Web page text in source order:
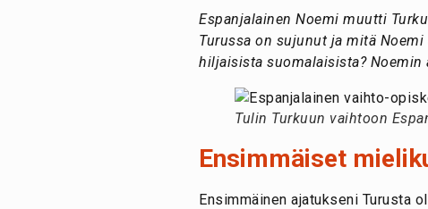
Espanjalainen Noemi muutti
Turussa on sujunut ja mitä Noemi
hiljaisista suomalaisista?
Tulin Turkuun vaihtoon
Ensimmäiset
Ensimmäinen ajatukseni Turusta